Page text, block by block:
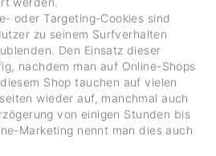
oder Targe­ting-Cookies sind
zu seinem Surf­ver­halten
Den Einsatz dieser
nachdem man auf Online-Shops
Shop tauchen auf vielen
wieder auf, manchmal auch
von einigen Stunden bis
Marke­ting nennt man dies auch